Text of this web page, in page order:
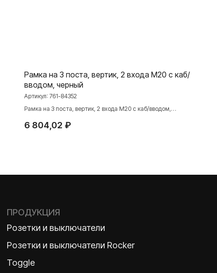
Рамка на 3 поста, вертик, 2 входа М20 с каб/
вводом, черный
Артикул: 761-84352
Рамка на 3 поста, вертик, 2 входа М20 с каб/вводом,
6 804,02 ₽
История
МАТЕРИАЛЫ
2026 ©
Наше время
Контакты
База знаний
ООО «Бельгийская электротехника»
ИНН 7710498979 ОГРН 1157746609350
ДЗЕН